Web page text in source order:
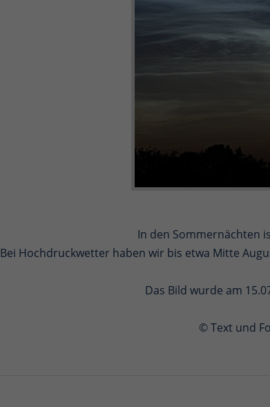
In den Sommernächten
Bei Hochdruckwetter haben wir bis etwa Mitte
Das Bild wurde am
© Text und